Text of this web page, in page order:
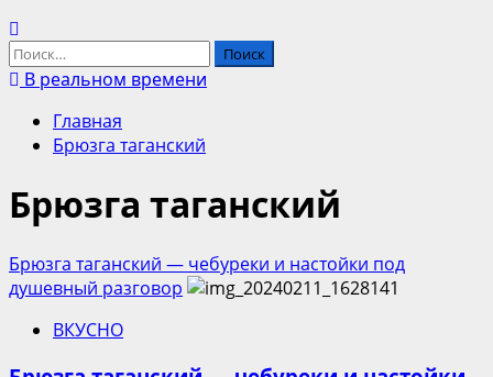
Найти:
В реальном времени
Главная
Брюзга таганский
Брюзга таганский
Брюзга таганский — чебуреки и настойки под
душевный разговор
ВКУСНО